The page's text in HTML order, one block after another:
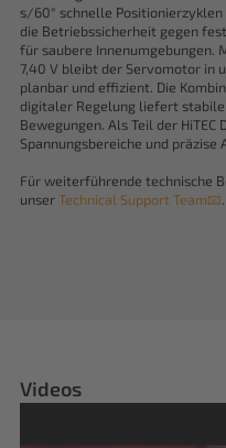
s/60° schnelle
die Betriebssicherheit gegen
für saubere Innenumgebungen.
7,40 V bleibt der Servomotor in
planbar und effizient. Die
digitaler Regelung liefert
Bewegungen. Als Teil der
Spannungsbereiche und präzise
Für weiterführende technische
unserTechnical Support Team📧.
Videos